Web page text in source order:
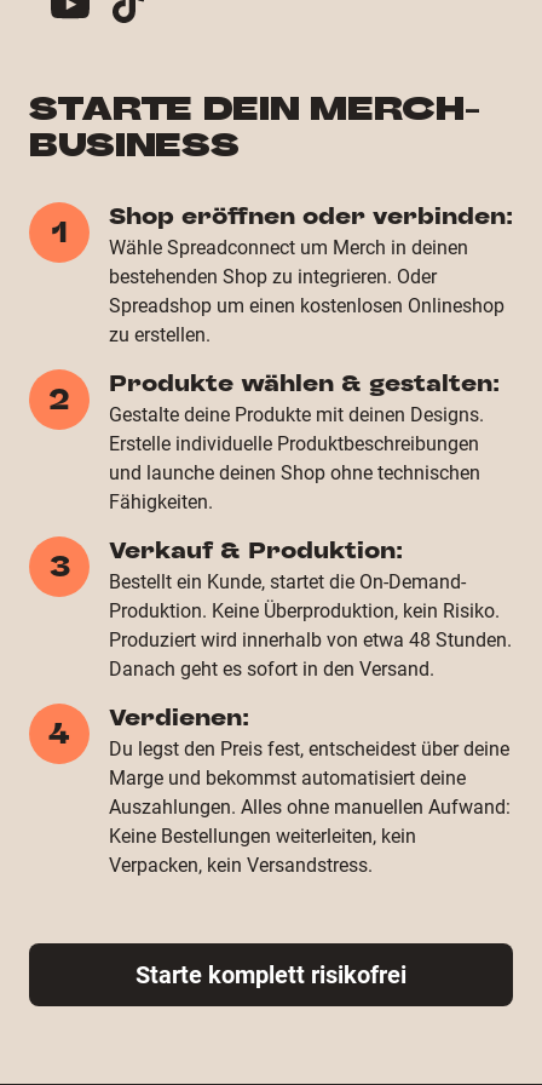
STARTE DEIN MERCH-
BUSINESS
1 Shop eröffnen oder verbinden:
Wähle Spreadconnect um Merch in deinen
bestehenden Shop zu integrieren. Oder
Spreadshop um einen kostenlosen Onlineshop
zu erstellen.
2 Produkte wählen & gestalten:
Gestalte deine Produkte mit deinen Designs.
Erstelle individuelle Produktbeschreibungen
und launche deinen Shop ohne technischen
Fähigkeiten.
3 Verkauf & Produktion:
Bestellt ein Kunde, startet die On-Demand-
Produktion. Keine Überproduktion, kein Risiko.
Produziert wird innerhalb von etwa 48 Stunden.
Danach geht es sofort in den Versand.
4 Verdienen:
Du legst den Preis fest, entscheidest über deine
Marge und bekommst automatisiert deine
Auszahlungen. Alles ohne manuellen Aufwand:
Keine Bestellungen weiterleiten, kein
Verpacken, kein Versandstress.
Starte komplett risikofrei